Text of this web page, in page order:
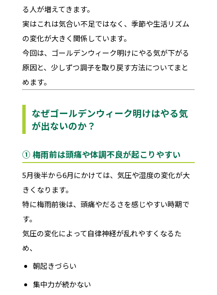
る人が増えてきます。
実はこれは気合い不足ではなく、季節や生活リズム
の変化が大きく関係しています。
今回は、ゴールデンウィーク明けにやる気が下がる
原因と、少しずつ調子を取り戻す方法についてまと
めます。
なぜゴールデンウィーク明けはやる気
が出ないのか？
① 梅雨前は頭痛や体調不良が起こりやすい
5月後半から6月にかけては、気圧や湿度の変化が大
きくなります。
特に梅雨前後は、頭痛やだるさを感じやすい時期で
す。
気圧の変化によって自律神経が乱れやすくなるた
め、
朝起きづらい
集中力が続かない